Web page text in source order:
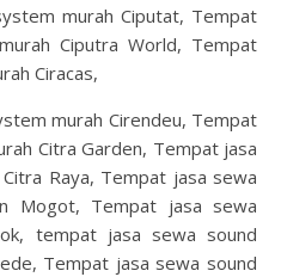
murah Ciputat, Tempat
Ciputra World, Tempat
Ciracas,
murah Cirendeu, Tempat
Citra Garden, Tempat jasa
Raya, Tempat jasa sewa
Mogot, Tempat jasa sewa
tempat jasa sewa sound
Tempat jasa sewa sound